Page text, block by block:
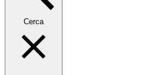
Cerca